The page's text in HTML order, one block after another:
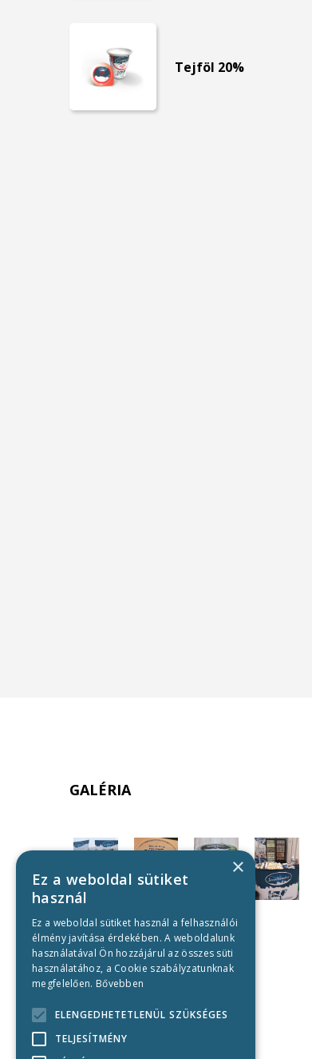
Tejföl 20%
GALÉRIA
×
Ez a weboldal sütiket
használ
Ez a weboldal sütiket használ a felhasználói
élmény javítása érdekében. A weboldalunk
használatával Ön hozzájárul az összes süti
használatához, a Cookie szabályzatunknak
megfelelően. Bővebben
ELENGEDHETETLENÜL SZÜKSÉGES
TELJESÍTMÉNY